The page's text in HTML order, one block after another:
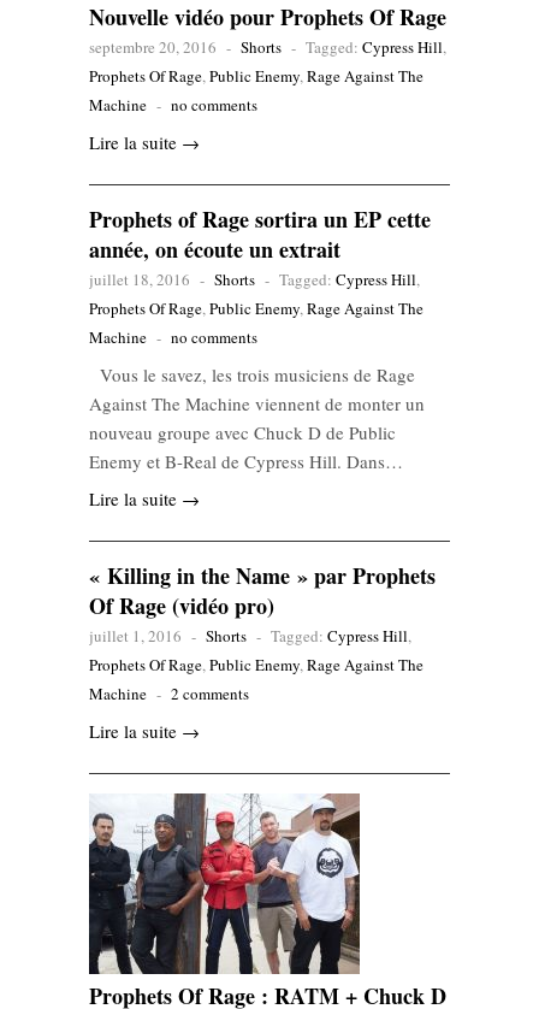
Nouvelle vidéo pour Prophets Of Rage
septembre 20, 2016 - Shorts - Tagged: Cypress Hill,
Prophets Of Rage,Public Enemy,Rage Against The
Machine - no comments
Lire la suite →
Prophets of Rage sortira un EP cette
année, on écoute un extrait
juillet 18, 2016 - Shorts - Tagged: Cypress Hill,
Prophets Of Rage,Public Enemy,Rage Against The
Machine - no comments
Vous le savez, les trois musiciens de Rage
Against The Machine viennent de monter un
nouveau groupe avec Chuck D de Public
Enemy et B-Real de Cypress Hill. Dans…
Lire la suite →
« Killing in the Name » par Prophets
Of Rage (vidéo pro)
juillet 1, 2016 - Shorts - Tagged: Cypress Hill,
Prophets Of Rage,Public Enemy,Rage Against The
Machine - 2 comments
Lire la suite →
Prophets Of Rage : RATM + Chuck D